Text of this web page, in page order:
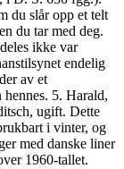
du slår opp et telt
du tar med deg.
ikke var
endelig
av et
5. Harald,
ugift. Dette
i vinter, og
med danske liner
1960-tallet.